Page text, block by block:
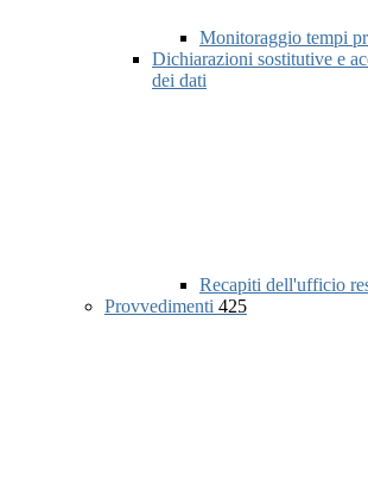
Monitoraggio tempi
Dichiarazioni sostitutive e
dei dati
Recapiti dell'ufficio
Provvedimenti 425